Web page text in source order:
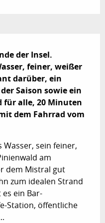
der Insel.
feiner, weißer
darüber, ein
Saison sowie ein
für alle, 20 Minuten
dem Fahrrad vom
Wasser, sein feiner,
am
dem Mistral gut
zum idealen Strand
ein Bar-
Station, öffentliche